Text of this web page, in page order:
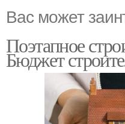
Вас может
Поэтапное
Бюджет